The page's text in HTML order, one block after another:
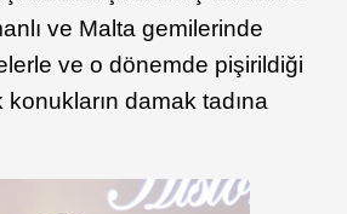
ve Malta gemilerinde
ve o dönemde pişirildiği
damak tadına